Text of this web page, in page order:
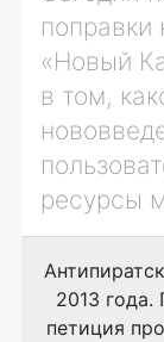
поправки
«Новый
в том,
ресурсы
2013 года.
петиция